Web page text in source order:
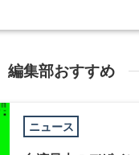
編集部おすすめ
ニュース